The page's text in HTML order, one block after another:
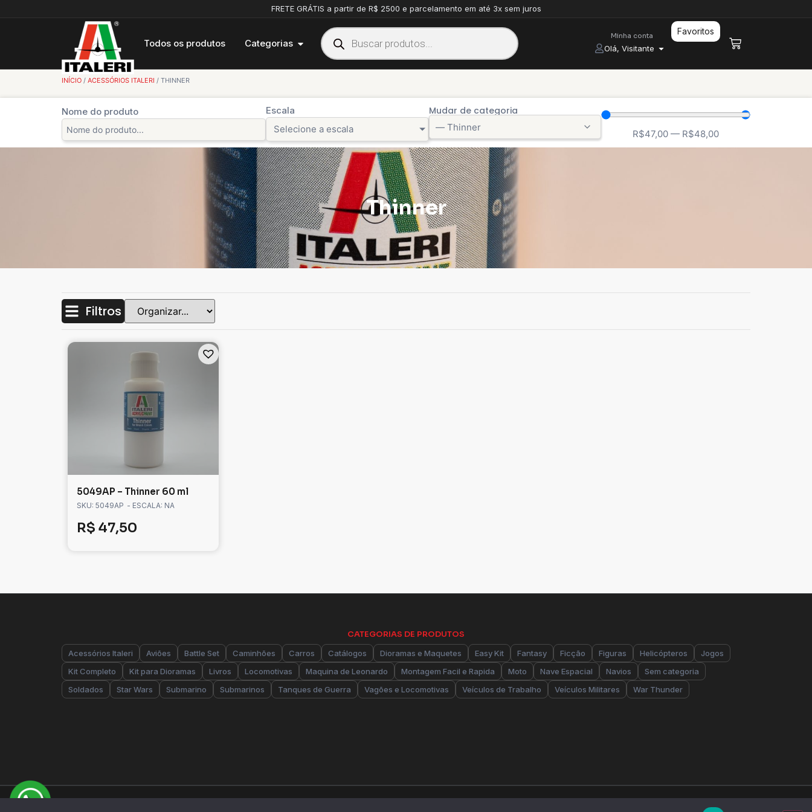
FRETE GRÁTIS a partir de R$ 2500 e parcelamento em até 3x sem juros
Todos os produtos Categorias
Minha conta
Olá, Visitante
Favoritos
INÍCIO / ACESSÓRIOS ITALERI / THINNER
Nome do produto
Escala
Selecione a escala
Mudar de categoria
R$47,00 — R$48,00
Thinner
Filtros
5049AP – Thinner 60 ml
SKU: 5049AP - ESCALA: NA
R$ 47,50
CATEGORIAS DE PRODUTOS
Acessórios Italeri Aviões Battle Set Caminhões Carros Catálogos Dioramas e Maquetes Easy Kit Fantasy Ficção Figuras Helicópteros
Jogos
Kit Completo
Kit para Dioramas Livros Locomotivas Maquina de Leonardo Montagem Facil e Rapida Moto Nave Espacial Navios
Sem categoria
Soldados
Star Wars Submarino Submarinos Tanques de Guerra Vagões e Locomotivas Veículos de Trabalho Veículos Militares War Thunder